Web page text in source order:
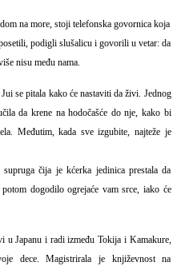
na more, stoji telefonska govornica koja
podigli slušalicu i govorili u vetar: da
nisu među nama.
se pitala kako će nastaviti da živi. Jednog
da krene na hodočašće do nje, kako bi
Međutim, kada sve izgubite, najteže je
čija je kćerka jedinica prestala da
dogodilo ogrejaće vam srce, iako će
u Japanu i radi između Tokija i Kamakure,
dece. Magistrirala je književnost na